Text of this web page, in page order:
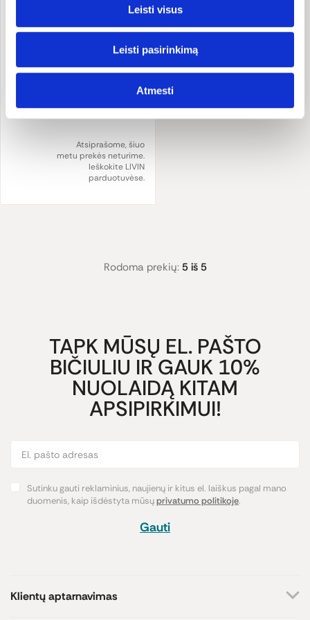
Leisti visus
Leisti pasirinkimą
Atmesti
Jūrinio kolageno milteliai
"VeriBosco", 7500 mg,
49,99 €
Atsiprašome, šiuo
metu prekės neturime.
Ieškokite LIVIN
parduotuvėse.
Rodoma prekių: 5 iš 5
TAPK MŪSŲ EL. PAŠTO
BIČIULIU IR GAUK 10%
NUOLAIDĄ KITAM
APSIPIRKIMUI!
Sutinku gauti reklaminius, naujienų ir kitus el. laiškus pagal mano
duomenis, kaip išdėstyta mūsųprivatumo politikoje.
Gauti
Klientų aptarnavimas